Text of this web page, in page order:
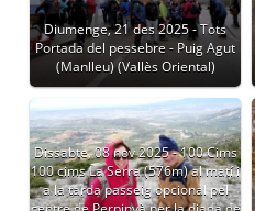
Diumenge, 21 des 2025 - Tots
Portada del pessebre - Puig Agut
(Manlleu) (Vallès Oriental)
Dissabte, 08 nov 2025 - 100 Cims
100 cims La Serra (576m) al matí i
a la tarda passeig opcional pel